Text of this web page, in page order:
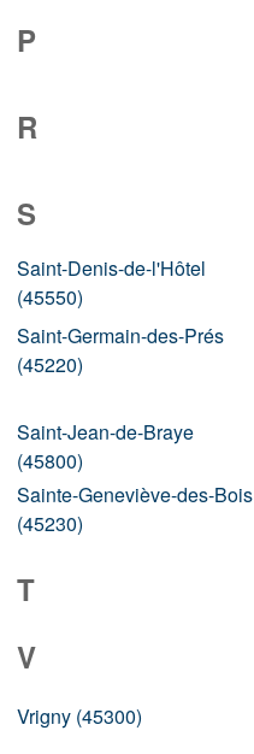
P
R
S
Saint-Denis-de-l'Hôtel
(45550)
Saint-Germain-des-Prés
(45220)
Saint-Jean-de-Braye
(45800)
Sainte-Geneviève-des-Bois
(45230)
T
V
Vrigny (45300)